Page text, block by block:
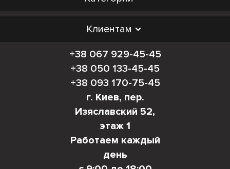
Клиентам
+38 067 929-45-45
+38 050 133-45-45
+38 093 170-75-45
г. Киев, пер.
Изяславский 52,
этаж 1
Работаем каждый
день